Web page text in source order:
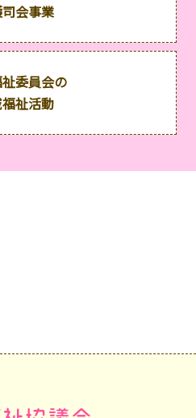
会事業
委員会の
祉活動